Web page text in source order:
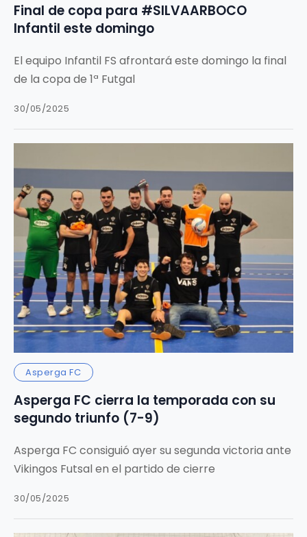
Final de copa para #SILVAARBOCO
Infantil este domingo
El equipo Infantil FS afrontará este domingo la final
de la copa de 1ª Futgal
30/05/2025
Asperga FC
Asperga FC cierra la temporada con su
segundo triunfo (7-9)
Asperga FC consiguió ayer su segunda victoria ante
Vikingos Futsal en el partido de cierre
30/05/2025